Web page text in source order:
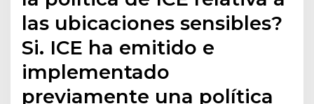
las ubicaciones sensibles?
Si. ICE ha emitido e
implementado
previamente una política